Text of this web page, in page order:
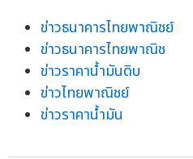
ข่าวธนาคารไทยพาณิชย์
ข่าวธนาคารไทยพาณิช
ข่าวราคาน้ำมันดิบ
ข่าวไทยพาณิชย์
ข่าวราคาน้ำมัน